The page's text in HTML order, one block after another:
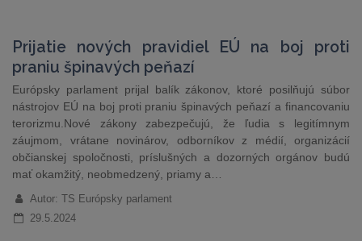
Prijatie nových pravidiel EÚ na boj proti
praniu špinavých peňazí
Európsky parlament prijal balík zákonov, ktoré posilňujú súbor
nástrojov EÚ na boj proti praniu špinavých peňazí a financovaniu
terorizmu.Nové zákony zabezpečujú, že ľudia s legitímnym
záujmom, vrátane novinárov, odborníkov z médií, organizácií
občianskej spoločnosti, príslušných a dozorných orgánov budú
mať okamžitý, neobmedzený, priamy a…
Autor: TS Európsky parlament
29.5.2024